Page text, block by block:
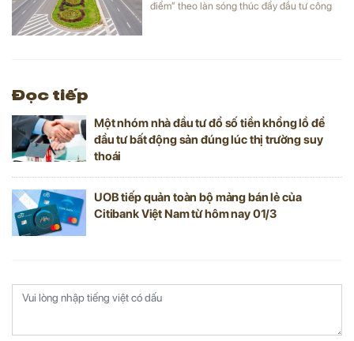
điểm” theo làn sóng thúc đẩy đầu tư công
Đọc tiếp
Một nhóm nhà đầu tư đổ số tiền khổng lồ để
đầu tư bất động sản đúng lúc thị trường suy
thoái
UOB tiếp quản toàn bộ mảng bán lẻ của
Citibank Việt Nam từ hôm nay 01/3